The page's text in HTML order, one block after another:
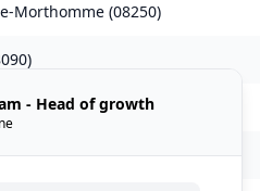
Morthomme (08250)
)
des-Dames(08240)
)
- Head of growth